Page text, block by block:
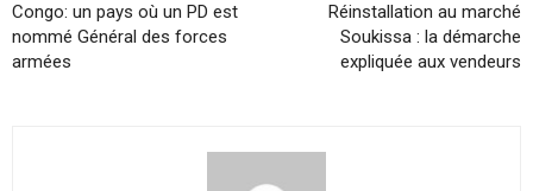
Congo: un pays où un PD est
nommé Général des forces
armées
Réinstallation au marché
Soukissa : la démarche
expliquée aux vendeurs